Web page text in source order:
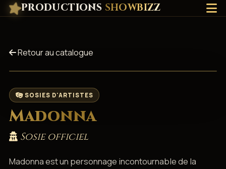
PRODUCTIONS SHOWBIZZ
Retour au catalogue
SOSIES D'ARTISTES
Madonna
Sosie officiel
Madonna est un personnage incontournable de la